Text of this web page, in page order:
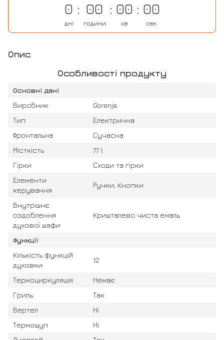
0
дні
00
години
00
хв
00
сек
Опис
Особливості продукту
Основні дані
Виробник
Gorenje
Тип
Електрична
Фронтальна
Сучасна
Місткість
77 l
Гірки
Сходи та гірки
Елементи
керування
Ручки; Кнопки
Внутрішнє
оздоблення
духової шафи
Кришталево чиста емаль
Функції
Кількість функцій
духовки
12
Термоциркуляція
Немає
Гриль
Так
Вертел
Ні
Термощуп
Ні